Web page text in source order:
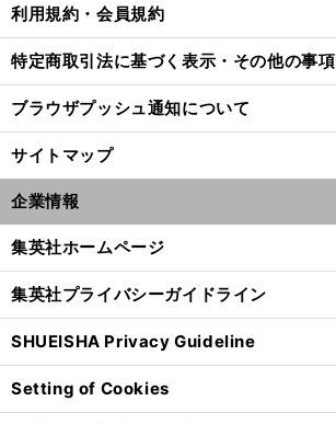
利用規約・会員規約
特定商取引法に基づく表示・その他の事項
ブラウザプッシュ通知について
サイトマップ
企業情報
集英社ホームページ
集英社プライバシーガイドライン
SHUEISHA Privacy Guideline
Setting of Cookies